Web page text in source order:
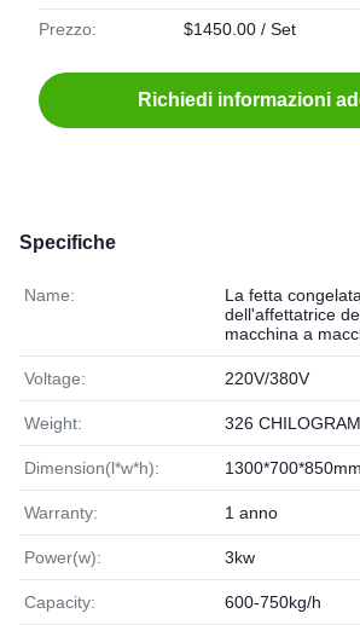
Prezzo: $1450.00 / Set
Richiedi informazioni
Specifiche
Name:
La fetta
dell'affettatrice
macchina a
Voltage: 220V/380V
Weight: 326
Dimension(l*w*h): 1300*700*850mm
Warranty: 1 anno
Power(w): 3kw
Capacity: 600-750kg/h